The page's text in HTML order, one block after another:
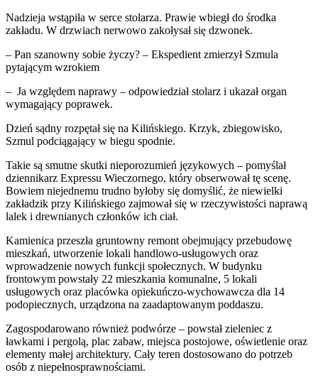
Nadzieja wstąpiła w serce stolarza. Prawie wbiegł do środka
zakładu. W drzwiach nerwowo zakołysał się dzwonek.
– Pan szanowny sobie życzy? – Ekspedient zmierzył Szmula
pytającym wzrokiem
– Ja względem naprawy – odpowiedział stolarz i ukazał organ
wymagający poprawek.
Dzień sądny rozpętał się na Kilińskiego. Krzyk, zbiegowisko,
Szmul podciągający w biegu spodnie.
Takie są smutne skutki nieporozumień językowych – pomyślał
dziennikarz Expressu Wieczornego, który obserwował tę scenę.
Bowiem niejednemu trudno byłoby się domyślić, że niewielki
zakładzik przy Kilińskiego zajmował się w rzeczywistości naprawą
lalek i drewnianych członków ich ciał.
Kamienica przeszła gruntowny remont obejmujący przebudowę
mieszkań, utworzenie lokali handlowo-usługowych oraz
wprowadzenie nowych funkcji społecznych. W budynku
frontowym powstały 22 mieszkania komunalne, 5 lokali
usługowych oraz placówka opiekuńczo-wychowawcza dla 14
podopiecznych, urządzona na zaadaptowanym poddaszu.
Zagospodarowano również podwórze – powstał zieleniec z
ławkami i pergolą, plac zabaw, miejsca postojowe, oświetlenie oraz
elementy małej architektury. Cały teren dostosowano do potrzeb
osób z niepełnosprawnościami.